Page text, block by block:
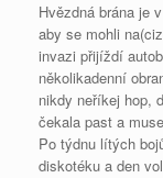
Hvězdná brána je
aby se mohli
invazi přijíždí
několikadenní
nikdy neříkej hop,
čekala past a
Po týdnu lítých
diskotéku a den